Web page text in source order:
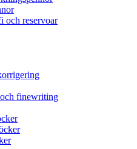
och reservoar
finewriting